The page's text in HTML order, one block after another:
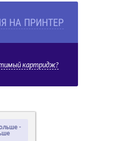
НА ПРИНТЕР
картридж?
-